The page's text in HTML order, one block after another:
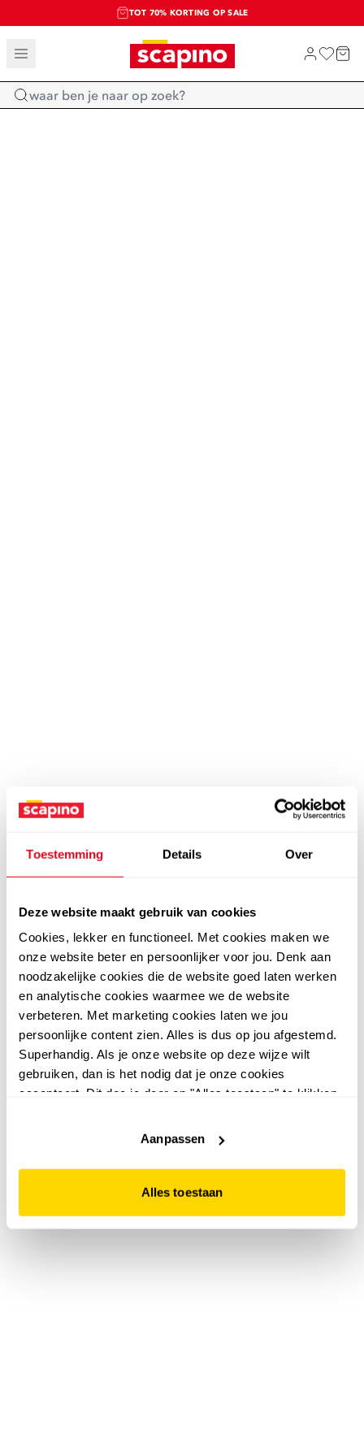
Toestemming Details Over
Deze website maakt gebruik van cookies
Cookies, lekker en functioneel. Met cookies maken we
onze website beter en persoonlijker voor jou. Denk aan
noodzakelijke cookies die de website goed laten werken
en analytische cookies waarmee we de website
verbeteren. Met marketing cookies laten we jou
persoonlijke content zien. Alles is dus op jou afgestemd.
Superhandig. Als je onze website op deze wijze wilt
gebruiken, dan is het nodig dat je onze cookies
accepteert. Dit doe je door op "Alles toestaan" te klikken.
website niet optimaal functioneert.
Aanpassen
Alles toestaan
TOT 70% KORTING OP SALE
SALE: LAATSTE KANS!
SHOP NIEUW
Home